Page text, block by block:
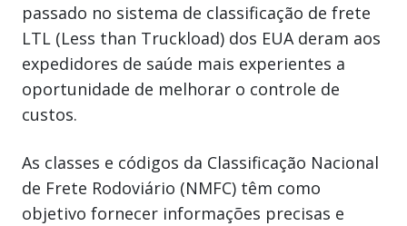
passado no sistema de classificação de frete
LTL (Less than Truckload) dos EUA deram aos
expedidores de saúde mais experientes a
oportunidade de melhorar o controle de
custos.
As classes e códigos da Classificação Nacional
de Frete Rodoviário (NMFC) têm como
objetivo fornecer informações precisas e